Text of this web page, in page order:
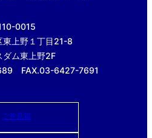
0015
東上野１丁目21-8
ダム東上野2F
FAX.03-6427-7691
ご意見箱